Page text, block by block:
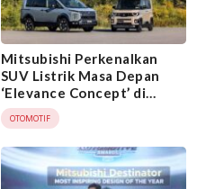
Mitsubishi Perkenalkan
SUV Listrik Masa Depan
‘Elevance Concept’ di
Japan Mobility Show 2025
OTOMOTIF